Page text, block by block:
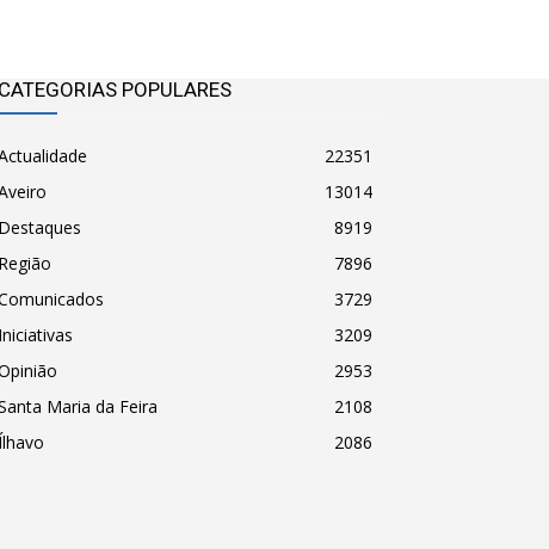
CATEGORIAS POPULARES
22351
13014
Destaques
8919
Região
7896
3729
Iniciativas
3209
2953
Maria da Feira
2108
Ílhavo
2086